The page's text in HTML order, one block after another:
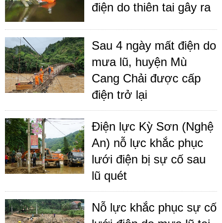
điện do thiên tai gây ra
Sau 4 ngày mất điện do
mưa lũ, huyện Mù
Cang Chải được cấp
điện trở lại
Điện lực Kỳ Sơn (Nghệ
An) nỗ lực khắc phục
lưới điện bị sự cố sau
lũ quét
Nỗ lực khắc phục sự cố